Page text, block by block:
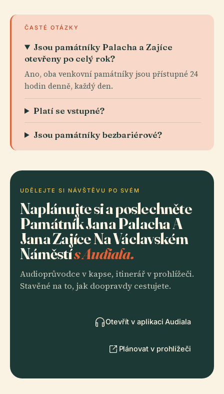
ČASTÉ OTÁZKY
Jsou památníky Palacha a Zajíce
otevřeny po celý rok?
Ano, oba venkovní památníky jsou přístupné 24
hodin denně, každý den.
Platí se vstupné?
Jsou památníky bezbariérové?
UDĚLEJTE SI NÁVŠTĚVU PO SVÉM
Naplánujte si a poslechněte
Památník Jana Palacha A
Jana Zajíce Na Václavském
Náměstís Audiala.
Audioprůvodce v kapse, itinerář v prohlížeči.
Stavěné na to, jak doopravdy cestujete.
Otevřít v aplikaci Audiala
Plánovat v prohlížeči